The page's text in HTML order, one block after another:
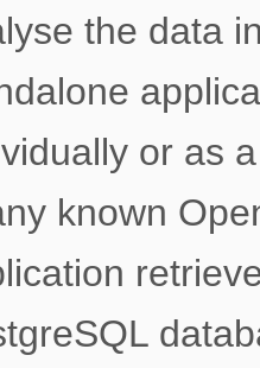
the data
or as
known